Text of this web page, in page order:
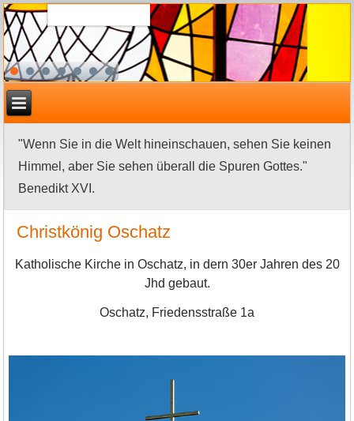
"Wenn Sie in die Welt hineinschauen, sehen Sie keinen
Himmel, aber Sie sehen überall die Spuren Gottes."
Benedikt XVI.
Christkönig Oschatz
Katholische Kirche in Oschatz, in dern 30er Jahren des 20
Jhd gebaut.
Oschatz, Friedensstraße 1a